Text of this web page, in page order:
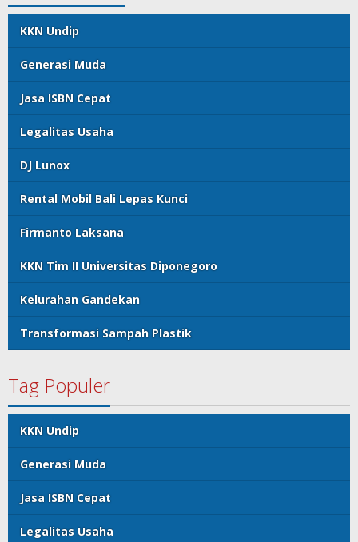
KKN Undip
Generasi Muda
Jasa ISBN Cepat
Legalitas Usaha
DJ Lunox
Rental Mobil Bali Lepas Kunci
Firmanto Laksana
KKN Tim II Universitas Diponegoro
Kelurahan Gandekan
Transformasi Sampah Plastik
Tag Populer
KKN Undip
Generasi Muda
Jasa ISBN Cepat
Legalitas Usaha